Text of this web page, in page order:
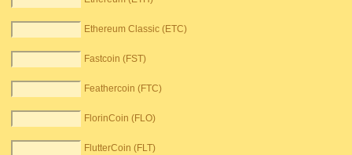
Ethereum Classic (ETC)
Fastcoin (FST)
Feathercoin (FTC)
FlorinCoin (FLO)
FlutterCoin (FLT)